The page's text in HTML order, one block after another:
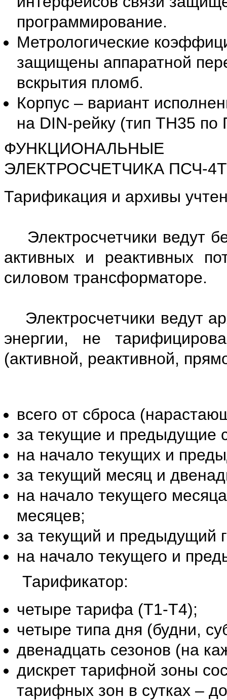
программирование.
Метрологические
защищены аппаратной
вскрытия пломб.
Корпус – вариант
на DIN-рейку (тип ТН35
ЭЛЕКТРОСЧЕТЧИКА ПСЧ-
Тарификация и архивы
Электросчетчики ведут
активных и реактивных
силовом трансформаторе.
Электросчетчики ведут
энергии, не
(активной, реактивной,
всего от сброса
за текущие и предыдущие
на начало текущих и
за текущий месяц и
на начало текущего
месяцев;
за текущий и предыдущий
на начало текущего и
Тарификатор:
четыре тарифа (Т1-Т4);
четыре типа дня (будни,
двенадцать сезонов (на
дискрет тарифной зоны
тарифных зон в сутках –